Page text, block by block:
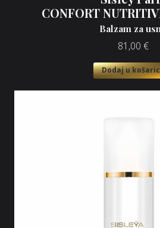
CONFORT
Balzam za
81,00 €
Dodaj u